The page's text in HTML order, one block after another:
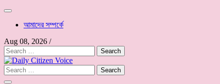
আমাদের সম্পর্কে
Aug 08, 2026 /
Search
for:
Search
for: